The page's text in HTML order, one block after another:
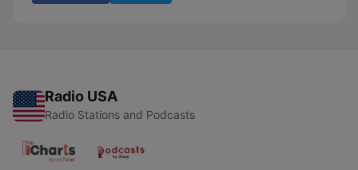
Radio USA
Radio Stations and Podcasts